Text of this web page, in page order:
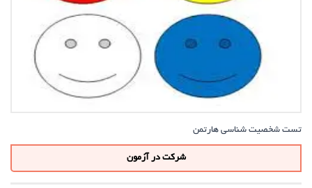
تست شخصیت شناسی هارتمن
شرکت در آزمون